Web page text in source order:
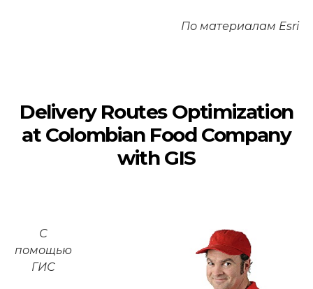
По материалам Esri
Delivery Routes Optimization
at Colombian Food Company
with GIS
С
помощью
ГИС